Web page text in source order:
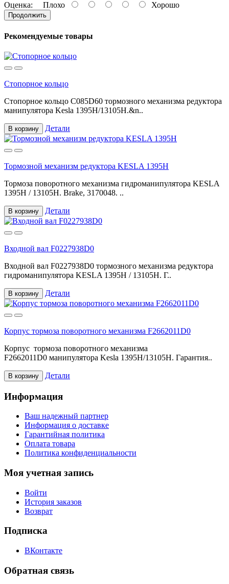
Оценка: Плохо Хорошо
Продолжить
Рекомендуемые товары
Стопорное кольцо
Стопорное кольцо C085D60 тормозного механизма редуктора
манипулятора Kesla 1395H/13105H.&n..
В корзину Детали
Тормозной механизм редуктора KESLA 1395H
Тормоза поворотного механизма гидроманипулятора KESLA
1395H / 13105H. Brake, 3170048. ..
В корзину Детали
Входной вал F0227938D0
Входной вал F0227938D0 тормозного механизма редуктора
гидроманипулятора KESLA 1395H / 13105H. Г..
В корзину Детали
Корпус тормоза поворотного механизма F2662011D0
Корпус тормоза поворотного механизма
F2662011D0 манипулятора Kesla 1395H/13105H. Гарантия..
В корзину Детали
Информация
Ваш надежный партнер
Информация о доставке
Гарантийная политика
Оплата товара
Политика конфиденциальности
Моя учетная запись
Войти
История заказов
Возврат
Подписка
ВКонтакте
Обратная связь